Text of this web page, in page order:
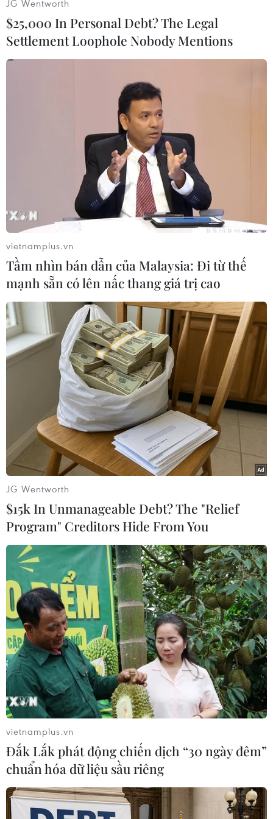
#Barack Obama
#Công du nước ngoài
#Nhiệm kỳ
#Bầu cử Mỹ
#Thăm Việt Nam Mỹ
Theo dõi VietnamPlus
TIN LIÊN QUAN
Video cận cảnh chuyên cơ đưa
Tổng thống Obama đến sân bay Nội Bài
23/05/2016 02:27
Đúng 21 giờ 30 tối 22/5, chiếc Air Force One đã đặt
chân xuống sân bay Nội Bài. Chỉ sau vài phút, Tổng
thống Hoa Kỳ Barack Obama đã bước khỏi máy bay.
JG Wentworth
$25,000 In Personal Debt? The Legal
Settlement Loophole Nobody Mentions
vietnamplus.vn
Tầm nhìn bán dẫn của Malaysia: Đi từ thế
mạnh sẵn có lên nấc thang giá trị cao
JG Wentworth
$15k In Unmanageable Debt? The "Relief
Program" Creditors Hide From You
vietnamplus.vn
Đắk Lắk phát động chiến dịch “30 ngày đêm”
chuẩn hóa dữ liệu sầu riêng